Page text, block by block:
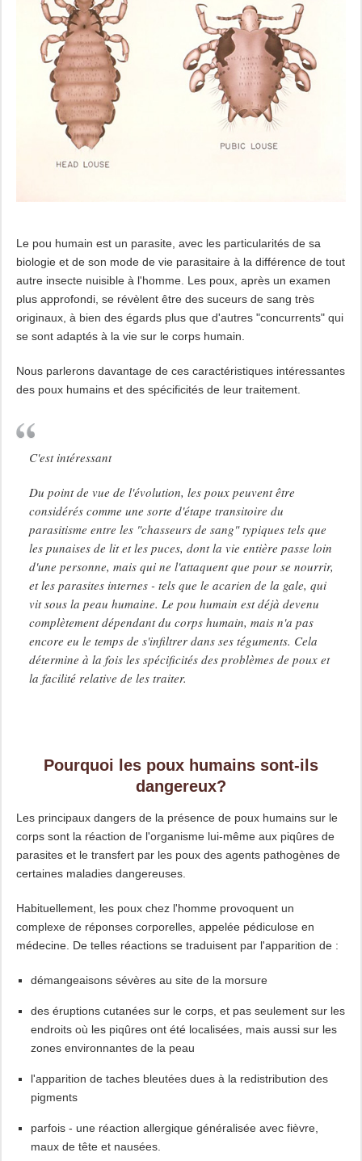
Le pou humain est un parasite, avec les particularités de sa
biologie et de son mode de vie parasitaire à la différence de tout
autre insecte nuisible à l'homme. Les poux, après un examen
plus approfondi, se révèlent être des suceurs de sang très
originaux, à bien des égards plus que d'autres "concurrents" qui
se sont adaptés à la vie sur le corps humain.
Nous parlerons davantage de ces caractéristiques intéressantes
des poux humains et des spécificités de leur traitement.
C'est intéressant
Du point de vue de l'évolution, les poux peuvent être
considérés comme une sorte d'étape transitoire du
parasitisme entre les "chasseurs de sang" typiques tels que
les punaises de lit et les puces, dont la vie entière passe loin
d'une personne, mais qui ne l'attaquent que pour se nourrir,
et les parasites internes - tels que le acarien de la gale, qui
vit sous la peau humaine. Le pou humain est déjà devenu
complètement dépendant du corps humain, mais n'a pas
encore eu le temps de s'infiltrer dans ses téguments. Cela
détermine à la fois les spécificités des problèmes de poux et
la facilité relative de les traiter.
Pourquoi les poux humains sont-ils
dangereux?
Les principaux dangers de la présence de poux humains sur le
corps sont la réaction de l'organisme lui-même aux piqûres de
parasites et le transfert par les poux des agents pathogènes de
certaines maladies dangereuses.
Habituellement, les poux chez l'homme provoquent un
complexe de réponses corporelles, appelée pédiculose en
médecine. De telles réactions se traduisent par l'apparition de :
démangeaisons sévères au site de la morsure
des éruptions cutanées sur le corps, et pas seulement sur les
endroits où les piqûres ont été localisées, mais aussi sur les
zones environnantes de la peau
l'apparition de taches bleutées dues à la redistribution des
pigments
parfois - une réaction allergique généralisée avec fièvre,
maux de tête et nausées.